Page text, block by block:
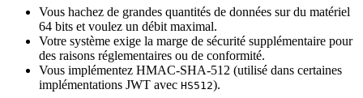
Vous hachez de grandes quantités de données sur du matériel
64 bits et voulez un débit maximal.
Votre système exige la marge de sécurité supplémentaire pour
des raisons réglementaires ou de conformité.
Vous implémentez HMAC-SHA-512 (utilisé dans certaines
implémentations JWT avec HS512).